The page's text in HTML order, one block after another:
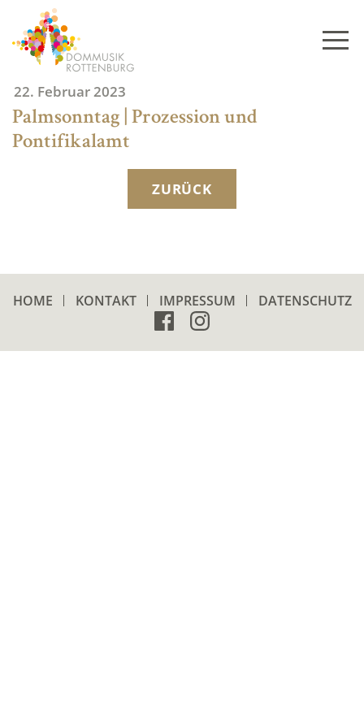
content
22. Februar 2023
Palmsonntag | Prozession und
Pontifikalamt
ZURÜCK
HOME KONTAKT IMPRESSUM DATENSCHUTZ